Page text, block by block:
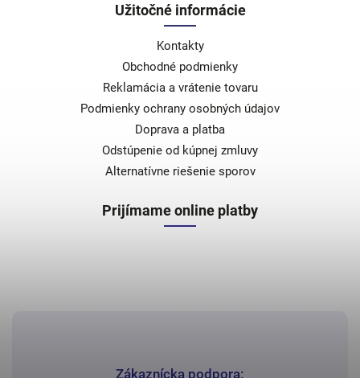
Zákaznícka podpora:
Užitočné informácie
Kontakty
Obchodné podmienky
Reklamácia a vrátenie tovaru
Podmienky ochrany osobných údajov
Doprava a platba
Odstúpenie od kúpnej zmluvy
Alternatívne riešenie sporov
Prijímame online platby